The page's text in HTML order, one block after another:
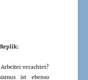
Arbeiter verachtet?
ist ebenso